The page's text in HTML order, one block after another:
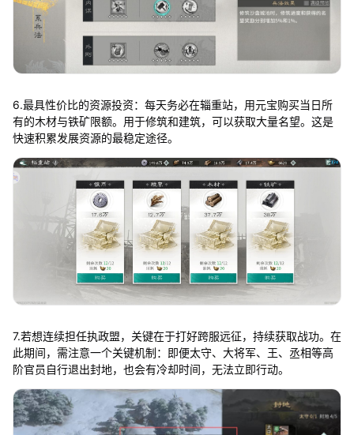
6.最具性价比的资源投资：每天务必在辎重站，用元宝购买当日所
有的木材与铁矿限额。用于修筑和建筑，可以获取大量名望。这是
快速积累发展资源的最稳定途径。
7.若想连续担任执政盟，关键在于打好跨服远征，持续获取战功。在
此期间，需注意一个关键机制：即便太守、大将军、王、丞相等高
阶官员自行退出封地，也会有冷却时间，无法立即行动。